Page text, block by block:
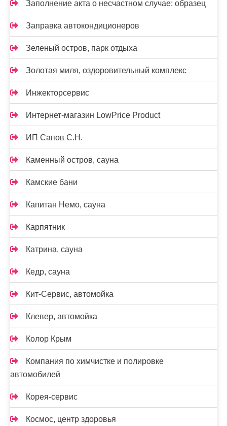
Заполнение акта о несчастном случае: образец
Заправка автокондиционеров
Зеленый остров, парк отдыха
Золотая миля, оздоровительный комплекс
Инжекторсервис
Интернет-магазин LowPrice Product
ИП Сапов С.Н.
Каменный остров, сауна
Камские бани
Капитан Немо, сауна
Карпятник
Катрина, сауна
Кедр, сауна
Кит-Сервис, автомойка
Клевер, автомойка
Колор Крым
Компания по химчистке и полировке
автомобилей
Корея-сервис
Космос, центр здоровья